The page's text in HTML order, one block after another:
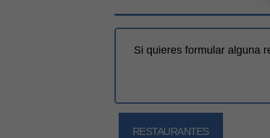
Si quieres formular alguna
RESTAURANTES